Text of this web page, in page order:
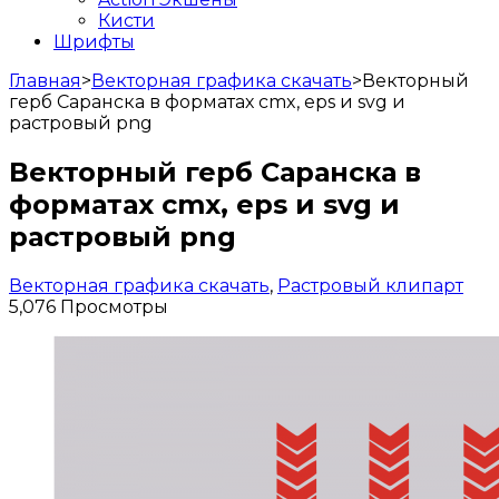
Кисти
Шрифты
Главная>Векторная графика скачать>Векторный
герб Саранска в форматах cmx, eps и svg и
растровый png
Векторный герб Саранска в
форматах cmx, eps и svg и
растровый png
Векторная графика скачать, Растровый клипарт
5,076 Просмотры